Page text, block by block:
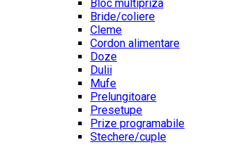
Bloc multipriza
Bride/coliere
Cleme
Cordon alimentare
Doze
Dulii
Mufe
Prelungitoare
Presetupe
Prize programabile
Stechere/cuple